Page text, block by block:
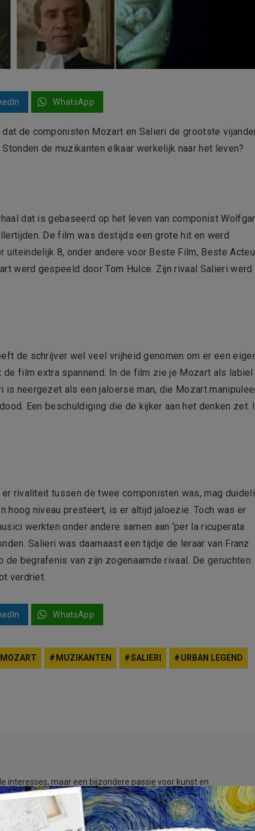
WhatsApp
de componisten Mozart en Salieri de grootste
de muzikanten elkaar werkelijk naar het leven?
dat is gebaseerd op het leven van componist
De film was destijds een grote hit en werd
8, onder andere voor Beste Film, Beste
werd gespeeld door Tom Hulce. Zijn rivaal Salieri werd
de schrijver wel veel vrijheid genomen om er een
film extra spannend. In de film zie je Mozart als labiel
neergezet als een jaloerse man, die Mozart
Een beschuldiging die de kijker aan het denken zet.
rivaliteit tussen de twee componisten was, mag
hoog niveau presteert, is er altijd jaloezie. Toch was er
werkten onder andere samen aan ‘per la ricuperata
Salieri was daarnaast een tijdje de leraar van Franz
begrafenis van zijn zogenaamde rivaal. De geruchten
verdriet.
WhatsApp
MOZART MUZIKANTEN SALIERI URBAN LEGEND
interesses, maar een bijzondere passie voor kunst en
kennen, zijn gedoemd die te herhalen! Ik lever sinds juni